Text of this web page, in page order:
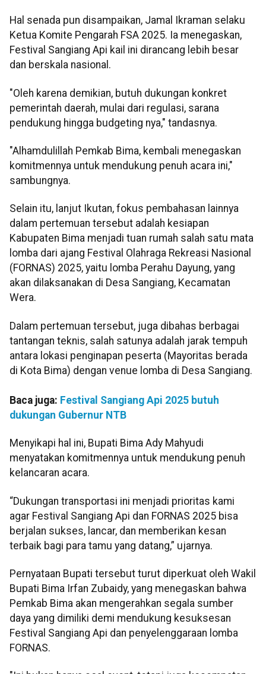
Hal senada pun disampaikan, Jamal Ikraman selaku
Ketua Komite Pengarah FSA 2025. Ia menegaskan,
Festival Sangiang Api kail ini dirancang lebih besar
dan berskala nasional.
"Oleh karena demikian, butuh dukungan konkret
pemerintah daerah, mulai dari regulasi, sarana
pendukung hingga budgeting nya," tandasnya.
"Alhamdulillah Pemkab Bima, kembali menegaskan
komitmennya untuk mendukung penuh acara ini,"
sambungnya.
Selain itu, lanjut Ikutan, fokus pembahasan lainnya
dalam pertemuan tersebut adalah kesiapan
Kabupaten Bima menjadi tuan rumah salah satu mata
lomba dari ajang Festival Olahraga Rekreasi Nasional
(FORNAS) 2025, yaitu lomba Perahu Dayung, yang
akan dilaksanakan di Desa Sangiang, Kecamatan
Wera.
Dalam pertemuan tersebut, juga dibahas berbagai
tantangan teknis, salah satunya adalah jarak tempuh
antara lokasi penginapan peserta (Mayoritas berada
di Kota Bima) dengan venue lomba di Desa Sangiang.
Baca juga: Festival Sangiang Api 2025 butuh
dukungan Gubernur NTB
Menyikapi hal ini, Bupati Bima Ady Mahyudi
menyatakan komitmennya untuk mendukung penuh
kelancaran acara.
“Dukungan transportasi ini menjadi prioritas kami
agar Festival Sangiang Api dan FORNAS 2025 bisa
berjalan sukses, lancar, dan memberikan kesan
terbaik bagi para tamu yang datang,” ujarnya.
Pernyataan Bupati tersebut turut diperkuat oleh Wakil
Bupati Bima Irfan Zubaidy, yang menegaskan bahwa
Pemkab Bima akan mengerahkan segala sumber
daya yang dimiliki demi mendukung kesuksesan
Festival Sangiang Api dan penyelenggaraan lomba
FORNAS.